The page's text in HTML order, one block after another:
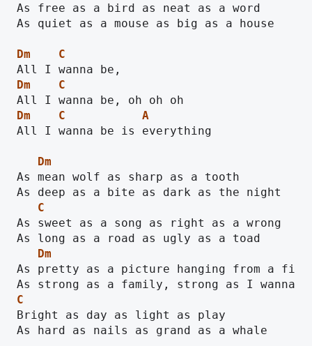
As free as a bird as neat as a word
As quiet as a mouse as big as a house
Dm
C
Dm
C
Dm
C
A
All I wanna be is everything
Dm
As mean wolf as sharp as a tooth
C
As sweet as a song as right as a wrong
Dm
As pretty as a picture hanging from a
C
Bright as day as light as play
As hard as nails as grand as a whale